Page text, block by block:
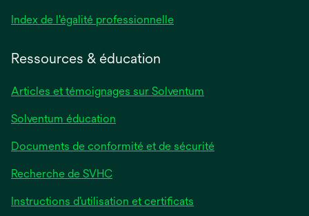
Index de l'égalité professionnelles’ouvre
onglet
Ressources & éducation
Articles et témoignages sur Solventum
Solventum éducation
Documents de conformité et de sécurité
Recherche de SVHC
Instructions d’utilisation et certificats